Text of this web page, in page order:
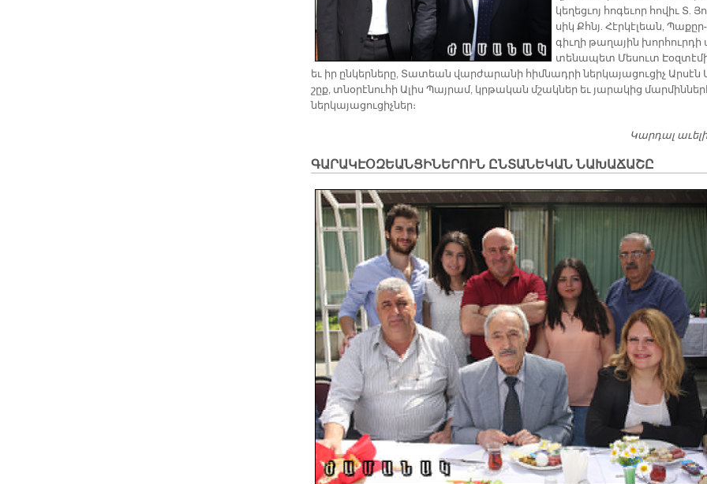
կե­ղեց­ւոյ հո­գե­ւոր հո­վիւ Տ.
սիկ Քհնյ. Հէր­կէ­լեան, Պա­քըր­
գիւ­ղի թա­ղա­յին
տե­նա­պետ Մե­սուտ
եւ իր ըն­կեր­նե­րը, Տա­տեան վար­ժա­րա­նի հիմ­նադ­րի ներ­կա­յա­ցու­ցիչ Ար­սէն
շըք, տնօ­րէ­նու­հի Ա­լիս Պայ­րամ, կրթա­կան մշակ­ներ եւ յա­րա­կից
ներ­կա­յա­ցու­ցիչ­ներ։
Կարդալ
ԳԱՐԱԿԷՕԶԵԱՆՑԻՆԵՐՈՒՆ ԸՆՏԱՆԵԿԱՆ ՆԱԽԱՃԱՇԸ